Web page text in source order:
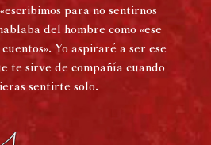
para no sentirnos
del hombre como «ese
Yo aspiraré a ser ese
te sirve de compañía cuando
sentirte solo.